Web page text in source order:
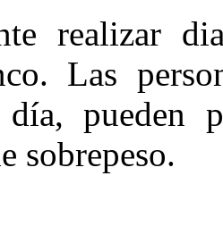
realizar
Las
pueden
sobrepeso.